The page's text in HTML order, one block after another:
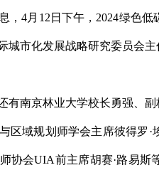
4月12日下午，2024绿色低
城市化发展战略研究委员会主
南京林业大学校长勇强、副
区域规划师学会主席彼得罗
协会UIA前主席胡赛·路易